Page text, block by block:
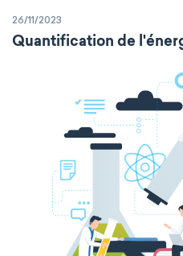
26/11/2023
Quantification de